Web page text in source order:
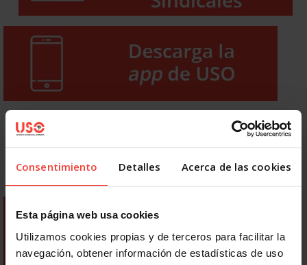
Consentimiento Detalles Acerca de las cookies
Esta página web usa cookies
Utilizamos cookies propias y de terceros para facilitar la
navegación, obtener información de estadísticas de uso